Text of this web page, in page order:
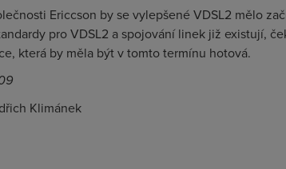
Ericcson by se vylepšené VDSL2 mělo
pro VDSL2 a spojování linek již existují,
která by měla být v tomto termínu hotová.
Klimánek